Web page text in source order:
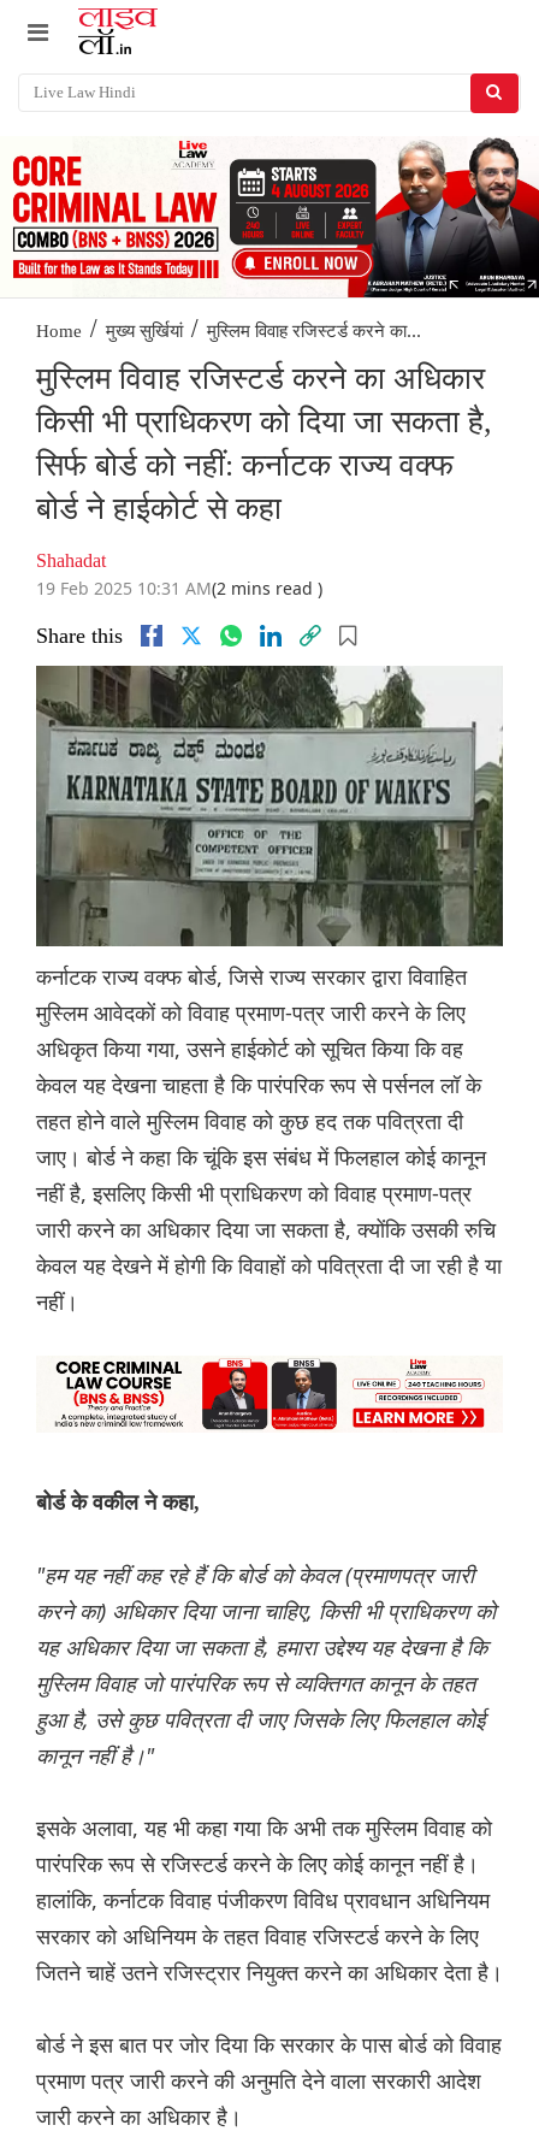
Home / मुख्य सुर्खियां / मुस्लिम विवाह रजिस्टर्ड करने का...
मुस्लिम विवाह रजिस्टर्ड करने का अधिकार
किसी भी प्राधिकरण को दिया जा सकता है,
सिर्फ बोर्ड को नहीं: कर्नाटक राज्य वक्फ
बोर्ड ने हाईकोर्ट से कहा
Shahadat
19 Feb 2025 10:31 AM(2 mins read )
Share this
कर्नाटक राज्य वक्फ बोर्ड, जिसे राज्य सरकार द्वारा विवाहित
मुस्लिम आवेदकों को विवाह प्रमाण-पत्र जारी करने के लिए
अधिकृत किया गया, उसने हाईकोर्ट को सूचित किया कि वह
केवल यह देखना चाहता है कि पारंपरिक रूप से पर्सनल लॉ के
तहत होने वाले मुस्लिम विवाह को कुछ हद तक पवित्रता दी
जाए। बोर्ड ने कहा कि चूंकि इस संबंध में फिलहाल कोई कानून
नहीं है, इसलिए किसी भी प्राधिकरण को विवाह प्रमाण-पत्र
जारी करने का अधिकार दिया जा सकता है, क्योंकि उसकी रुचि
केवल यह देखने में होगी कि विवाहों को पवित्रता दी जा रही है या
नहीं।
बोर्ड के वकील ने कहा,
"हम यह नहीं कह रहे हैं कि बोर्ड को केवल (प्रमाणपत्र जारी
करने का) अधिकार दिया जाना चाहिए, किसी भी प्राधिकरण को
यह अधिकार दिया जा सकता है, हमारा उद्देश्य यह देखना है कि
मुस्लिम विवाह जो पारंपरिक रूप से व्यक्तिगत कानून के तहत
हुआ है, उसे कुछ पवित्रता दी जाए जिसके लिए फिलहाल कोई
कानून नहीं है।"
इसके अलावा, यह भी कहा गया कि अभी तक मुस्लिम विवाह को
पारंपरिक रूप से रजिस्टर्ड करने के लिए कोई कानून नहीं है।
हालांकि, कर्नाटक विवाह पंजीकरण विविध प्रावधान अधिनियम
सरकार को अधिनियम के तहत विवाह रजिस्टर्ड करने के लिए
जितने चाहें उतने रजिस्ट्रार नियुक्त करने का अधिकार देता है।
बोर्ड ने इस बात पर जोर दिया कि सरकार के पास बोर्ड को विवाह
प्रमाण पत्र जारी करने की अनुमति देने वाला सरकारी आदेश
जारी करने का अधिकार है।